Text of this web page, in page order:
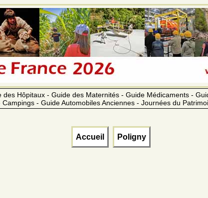
Hôpitaux - Guide des Maternités - Guide Médicaments -
- Guide Automobiles Anciennes - Journées du
Accueil Poligny